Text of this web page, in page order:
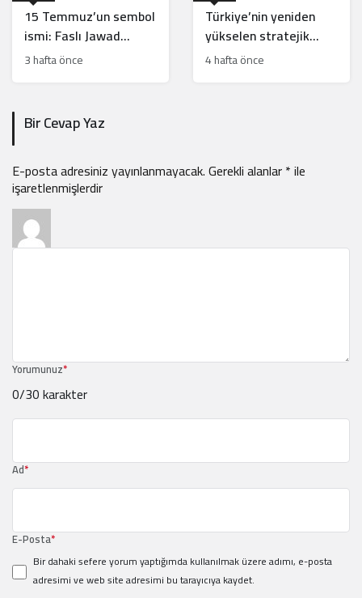
15 Temmuz’un sembol
ismi: Faslı Jawad
Merroun’un hikayesi
3 hafta önce
Türkiye’nin yeniden
yükselen stratejik
hamleleri İsrail’i
4 hafta önce
Bir Cevap Yaz
E-posta adresiniz yayınlanmayacak.Gerekli alanlar*ile
işaretlenmişlerdir
Yorumunuz*
0/30 karakter
Ad*
E-Posta*
Bir dahaki sefere yorum yaptığımda kullanılmak üzere adımı, e-posta
adresimi ve web site adresimi bu tarayıcıya kaydet.